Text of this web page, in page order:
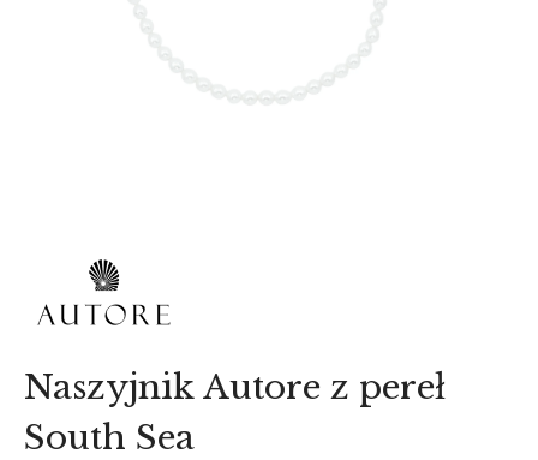
BLOG
KONTAKT
Naszyjnik Autore z pereł
South Sea